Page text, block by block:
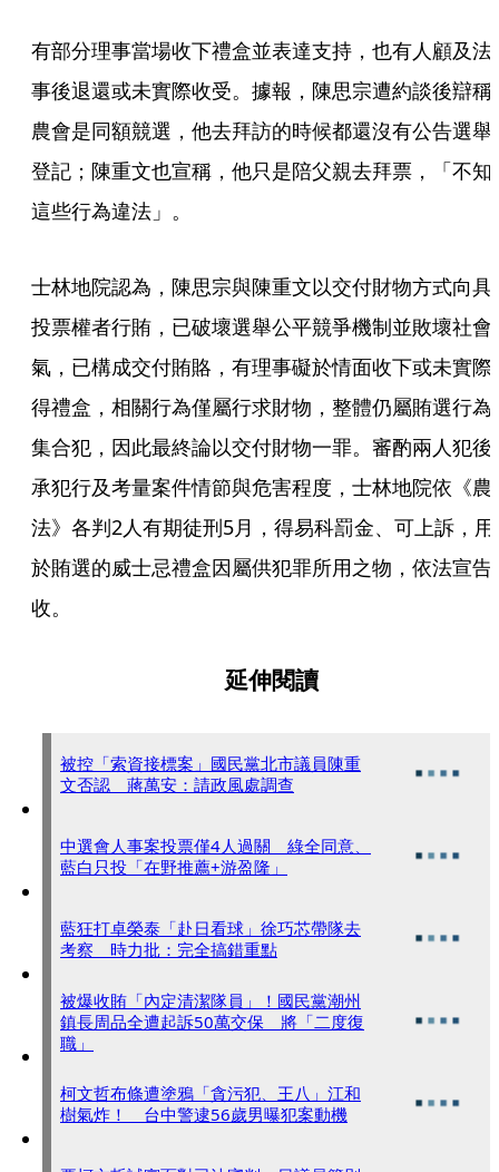
有部分理事當場收下禮盒並表達支持，也有人顧及法
事後退還或未實際收受。據報，陳思宗遭約談後辯稱
農會是同額競選，他去拜訪的時候都還沒有公告選舉
登記；陳重文也宣稱，他只是陪父親去拜票，「不知
這些行為違法」。
士林地院認為，陳思宗與陳重文以交付財物方式向具
投票權者行賄，已破壞選舉公平競爭機制並敗壞社會
氣，已構成交付賄賂，有理事礙於情面收下或未實際
得禮盒，相關行為僅屬行求財物，整體仍屬賄選行為
集合犯，因此最終論以交付財物一罪。審酌兩人犯後
承犯行及考量案件情節與危害程度，士林地院依《農
法》各判2人有期徒刑5月，得易科罰金、可上訴，用
於賄選的威士忌禮盒因屬供犯罪所用之物，依法宣告
收。
延伸閱讀
被控「索資接標案」國民黨北市議員陳重
文否認 蔣萬安：請政風處調查
中選會人事案投票僅4人過關 綠全同意、
藍白只投「在野推薦+游盈隆」
藍狂打卓榮泰「赴日看球」徐巧芯帶隊去
考察 時力批：完全搞錯重點
被爆收賄「內定清潔隊員」！國民黨潮州
鎮長周品全遭起訴50萬交保 將「二度復
職」
柯文哲布條遭塗鴉「貪污犯、王八」江和
樹氣炸！ 台中警逮56歲男曝犯案動機